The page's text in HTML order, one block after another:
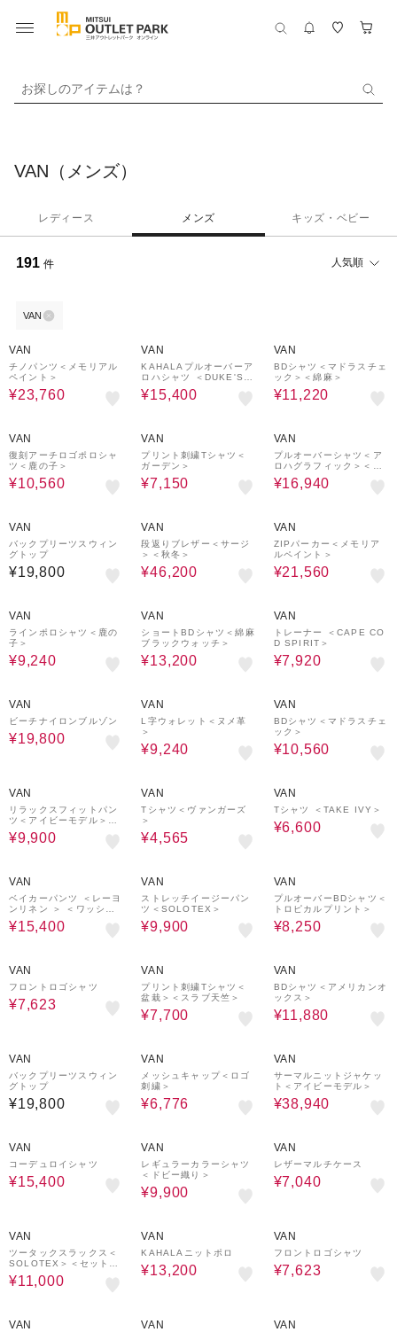
お探しのアイテムは？
VAN（メンズ）
レディース メンズ キッズ・ベビー
191 件 人気順
VAN
VAN
チノパンツ＜メモリアル
ペイント＞
¥23,760
VAN
KAHALAプルオーバーア
ロハシャツ ＜DUKE'S P
AREO＞
¥15,400
VAN
BDシャツ＜マドラスチェ
ック＞＜綿麻＞
¥11,220
VAN
復刻アーチロゴポロシャ
ツ＜鹿の子＞
¥10,560
VAN
プリント刺繍Tシャツ＜
ガーデン＞
¥7,150
VAN
プルオーバーシャツ＜ア
ロハグラフィック＞＜リ
ラックスフィット＞
¥16,940
VAN
バックプリーツスウィン
グトップ
¥19,800
VAN
段返りブレザー＜サージ
＞＜秋冬＞
¥46,200
VAN
ZIPパーカー＜メモリア
ルペイント＞
¥21,560
VAN
ラインポロシャツ＜鹿の
子＞
¥9,240
VAN
ショートBDシャツ＜綿麻
ブラックウォッチ＞
¥13,200
VAN
トレーナー ＜CAPE CO
D SPIRIT＞
¥7,920
VAN
ビーチナイロンブルゾン
¥19,800
VAN
L字ウォレット＜ヌメ革
＞
¥9,240
VAN
BDシャツ＜マドラスチェ
ック＞
¥10,560
VAN
リラックスフィットパン
ツ＜アイビーモデル＞＜
チノ＞
¥9,900
VAN
Tシャツ＜ヴァンガーズ
＞
¥4,565
VAN
Tシャツ ＜TAKE IVY＞
¥6,600
VAN
ベイカーパンツ ＜レーヨ
ンリネン ＞ ＜ワッシャ
ー加工 ＞
¥15,400
VAN
ストレッチイージーパン
ツ＜SOLOTEX＞
¥9,900
VAN
プルオーバーBDシャツ＜
トロピカルプリント＞
¥8,250
VAN
フロントロゴシャツ
¥7,623
VAN
プリント刺繍Tシャツ＜
盆栽＞＜スラブ天竺＞
¥7,700
VAN
BDシャツ＜アメリカンオ
ックス＞
¥11,880
VAN
バックプリーツスウィン
グトップ
¥19,800
VAN
メッシュキャップ＜ロゴ
刺繍＞
¥6,776
VAN
サーマルニットジャケッ
ト＜アイビーモデル＞
¥38,940
VAN
コーデュロイシャツ
¥15,400
VAN
レギュラーカラーシャツ
＜ドビー織り＞
¥9,900
VAN
レザーマルチケース
¥7,040
VAN
ツータックスラックス＜
SOLOTEX＞＜セットア
ップ＞
¥11,000
VAN
KAHALAニットポロ
¥13,200
VAN
フロントロゴシャツ
¥7,623
VAN VAN VAN